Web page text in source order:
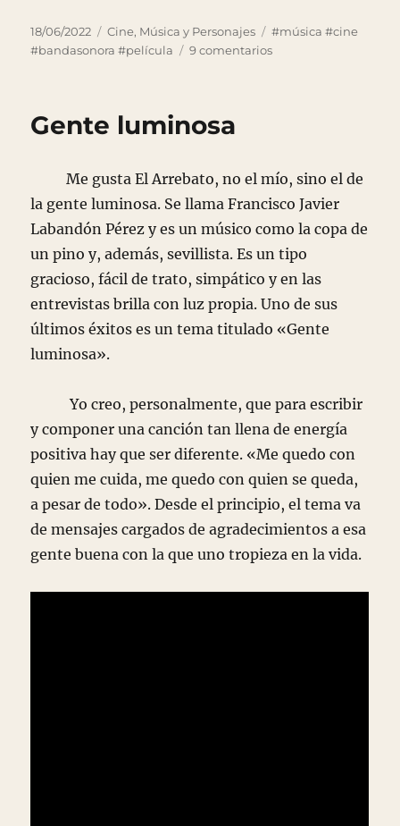
Publicado
el
18/06/2022 Categorías
Cine, Música y Personajes Etiquetas
#música #cine
#bandasonora #película
9 comentariosen
Gente luminosa
Me gusta El Arrebato, no el mío, sino el de
la gente luminosa. Se llama Francisco Javier
Labandón Pérez y es un músico como la copa de
un pino y, además, sevillista. Es un tipo
gracioso, fácil de trato, simpático y en las
entrevistas brilla con luz propia. Uno de sus
últimos éxitos es un tema titulado «Gente
luminosa».
Yo creo, personalmente, que para escribir
y componer una canción tan llena de energía
positiva hay que ser diferente. «Me quedo con
quien me cuida, me quedo con quien se queda,
a pesar de todo». Desde el principio, el tema va
de mensajes cargados de agradecimientos a esa
gente buena con la que uno tropieza en la vida.